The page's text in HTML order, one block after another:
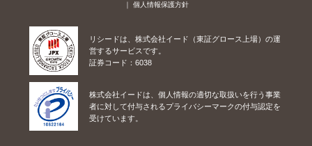
個人情報保護方針
リシードは、株式会社イード（東証グロース上場）の運
営するサービスです。
証券コード：6038
株式会社イードは、個人情報の適切な取扱いを行う事業
者に対して付与されるプライバシーマークの付与認定を
受けています。